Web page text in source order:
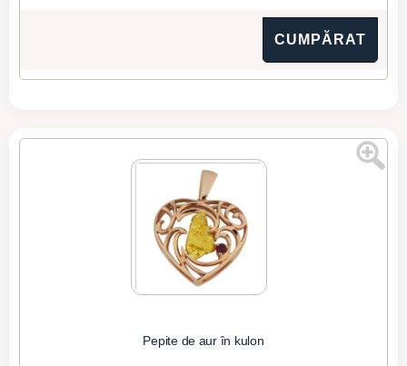
CUMPĂRAT
Pepite de aur în kulon